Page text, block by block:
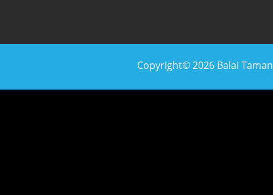
Copyright© 2026 Balai